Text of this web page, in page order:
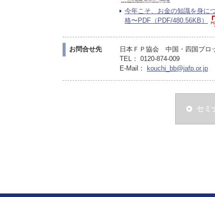
今年こそ、お金の知識を身に
格〜PDF（PDF/480.56KB）
お問合せ先
日本ＦＰ協会 中国・四国ブロ
TEL： 0120-874-009
E-Mail：
kouchi_bb@jafp.or.jp
セミ